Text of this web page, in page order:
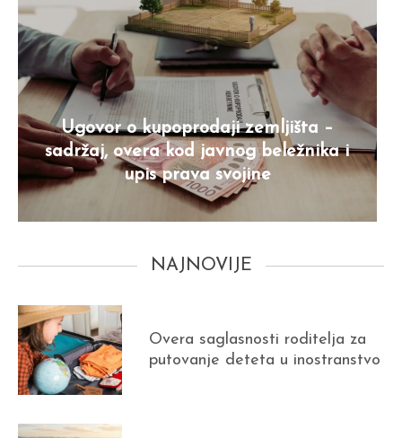
Ugovor o kupoprodaji zemljišta –
sadržaj, overa kod javnog beležnika i
upis prava svojine
NAJNOVIJE
Overa saglasnosti roditelja za
putovanje deteta u inostranstvo